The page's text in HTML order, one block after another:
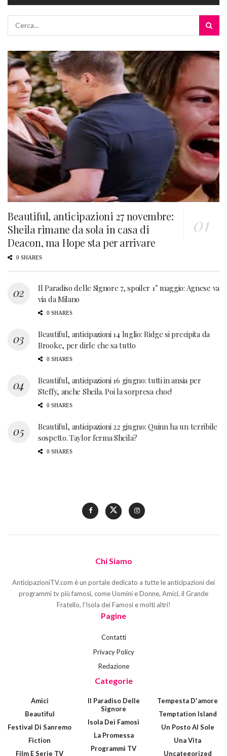
Beautiful, anticipazioni 27 novembre:
Sheila rimane da sola in casa di
Deacon, ma Hope sta per arrivare
0 SHARES
Il Paradiso delle Signore 7, spoiler 1° maggio: Agnese va
via da Milano
0 SHARES
Beautiful, anticipazioni 14 luglio: Ridge si precipita da
Brooke, per dirle che sa tutto
0 SHARES
Beautiful, anticipazioni 16 giugno: tutti in ansia per
Steffy, anche Sheila. Poi la sorpresa choc!
0 SHARES
Beautiful, anticipazioni 22 giugno: Quinn ha un terribile
sospetto. Taylor ferma Sheila?
0 SHARES
Chi Siamo
AnticipazioniTV.com è un portale dedicato a tutte le anticipazioni dei
programmi tv più famosi, come Uomini e Donne, Amici, il Grande
Fratello, l'Isola dei Famosi e molti altri!
Pagine
Contatti
Privacy Policy
Redazione
Categorie
Amici
Beautiful
Festival Di Sanremo
Fiction
Film E Serie TV
Il Paradiso Delle
Signore
Isola Dei Famosi
La Promessa
Programmi TV
Tempesta D'amore
Temptation Island
Un Posto Al Sole
Una Vita
Uncategorized